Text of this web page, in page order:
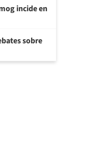
incide en
sobre